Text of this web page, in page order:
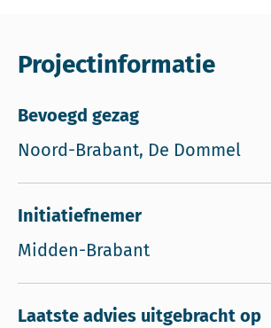
Projectinformatie
Bevoegd gezag
Noord-Brabant, De Dommel
Initiatiefnemer
Midden-Brabant
Laatste advies uitgebracht op